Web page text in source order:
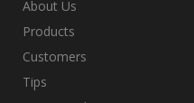
About Us
Products
Customers
Tips